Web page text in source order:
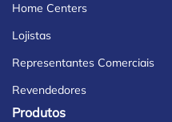
Home Centers
Lojistas
Representantes Comerciais
Revendedores
Produtos